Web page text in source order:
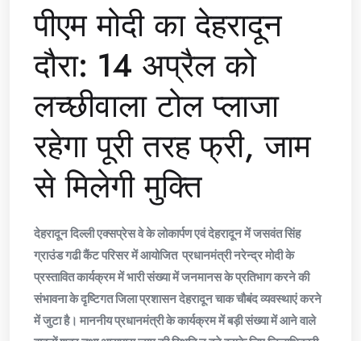
पीएम मोदी का देहरादून
दौरा: 14 अप्रैल को
लच्छीवाला टोल प्लाजा
रहेगा पूरी तरह फ्री, जाम
से मिलेगी मुक्ति
देहरादून दिल्ली एक्सप्रेस वे के लोकार्पण एवं देहरादून में जसवंत सिंह
ग्राउंड गढी कैंट परिसर में आयोजित प्रधानमंत्री नरेन्द्र मोदी के
प्रस्तावित कार्यक्रम में भारी संख्या में जनमानस के प्रतिभाग करने की
संभावना के दृष्टिगत जिला प्रशासन देहरादून चाक चौबंद व्यवस्थाएं करने
में जुटा है। माननीय प्रधानमंत्री के कार्यक्रम में बड़ी संख्या में आने वाले